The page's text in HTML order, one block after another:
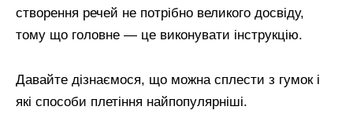
створення речей не потрібно великого досвіду,
тому що головне — це виконувати інструкцію.
Давайте дізнаємося, що можна сплести з гумок і
які способи плетіння найпопулярніші.